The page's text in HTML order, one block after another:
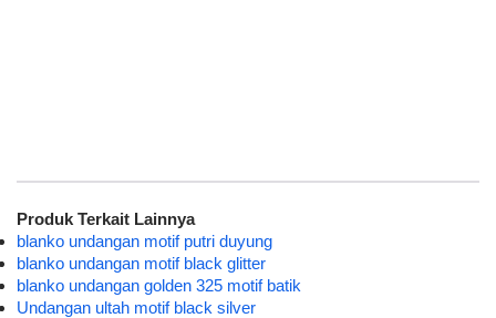
Produk Terkait Lainnya
blanko undangan motif putri duyung
blanko undangan motif black glitter
blanko undangan golden 325 motif batik
Undangan ultah motif black silver